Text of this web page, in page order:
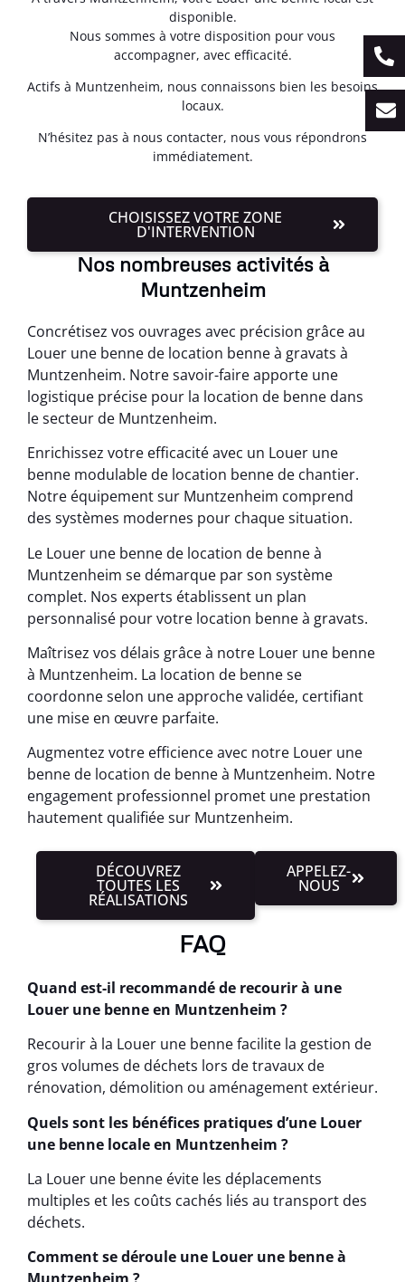
disponible.
Nous sommes à votre disposition pour vous
accompagner, avec efficacité.
Actifs à Muntzenheim, nous connaissons bien les besoins
locaux.
N’hésitez pas à nous contacter, nous vous répondrons
immédiatement.
CHOISISSEZ VOTRE ZONE
D'INTERVENTION
Nos nombreuses activités à
Muntzenheim
Concrétisez vos ouvrages avec précision grâce au
Louer une benne de location benne à gravats à
Muntzenheim. Notre savoir-faire apporte une
logistique précise pour la location de benne dans
le secteur de Muntzenheim.
Enrichissez votre efficacité avec un Louer une
benne modulable de location benne de chantier.
Notre équipement sur Muntzenheim comprend
des systèmes modernes pour chaque situation.
Le Louer une benne de location de benne à
Muntzenheim se démarque par son système
complet. Nos experts établissent un plan
personnalisé pour votre location benne à gravats.
Maîtrisez vos délais grâce à notre Louer une benne
à Muntzenheim. La location de benne se
coordonne selon une approche validée, certifiant
une mise en œuvre parfaite.
Augmentez votre efficience avec notre Louer une
benne de location de benne à Muntzenheim. Notre
engagement professionnel promet une prestation
hautement qualifiée sur Muntzenheim.
DÉCOUVREZ
TOUTES LES
RÉALISATIONS
APPELEZ-
NOUS
FAQ
Quand est-il recommandé de recourir à une
Louer une benne en Muntzenheim ?
Recourir à la Louer une benne facilite la gestion de
gros volumes de déchets lors de travaux de
rénovation, démolition ou aménagement extérieur.
Quels sont les bénéfices pratiques d’une Louer
une benne locale en Muntzenheim ?
La Louer une benne évite les déplacements
multiples et les coûts cachés liés au transport des
déchets.
Comment se déroule une Louer une benne à